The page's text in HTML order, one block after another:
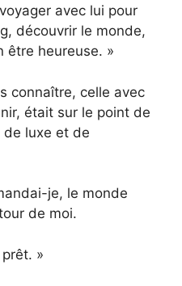
avec lui pour
découvrir le monde,
être heureuse. »
connaître, celle avec
était sur le point de
luxe et de
je, le monde
de moi.
»